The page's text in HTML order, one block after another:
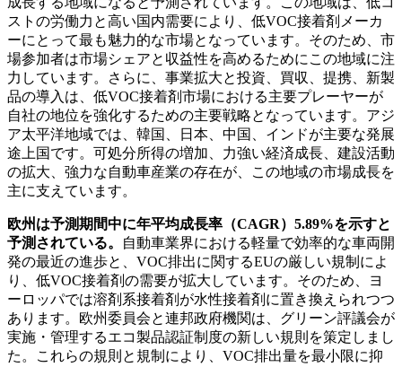
ストの労働力と高い国内需要により、低VOC接着剤メーカ
ーにとって最も魅力的な市場となっています。そのため、市
場参加者は市場シェアと収益性を高めるためにこの地域に注
力しています。さらに、事業拡大と投資、買収、提携、新製
品の導入は、低VOC接着剤市場における主要プレーヤーが
自社の地位を強化するための主要戦略となっています。アジ
ア太平洋地域では、韓国、日本、中国、インドが主要な発展
途上国です。可処分所得の増加、力強い経済成長、建設活動
の拡大、強力な自動車産業の存在が、この地域の市場成長を
主に支えています。
欧州は予測期間中に年平均成長率（CAGR）5.89%を示すと
予測されている。
自動車業界における軽量で効率的な車両開
発の最近の進歩と、VOC排出に関するEUの厳しい規制によ
り、低VOC接着剤の需要が拡大しています。そのため、ヨ
ーロッパでは溶剤系接着剤が水性接着剤に置き換えられつつ
あります。欧州委員会と連邦政府機関は、グリーン評議会が
実施・管理するエコ製品認証制度の新しい規則を策定しまし
た。これらの規則と規制により、VOC排出量を最小限に抑